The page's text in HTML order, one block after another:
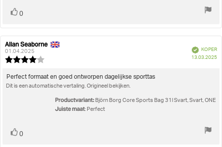
Stem
0
Auteur
van
deze
beoordeling:
Allan Seaborne
01.04.2025
uit
Geverifieerd
KOPER
13.03.2025
Beoordelingstekst:
Perfect formaat en goed ontworpen dagelijkse sporttas
Dit is een automatische vertaling. Origineel bekijken.
Productvariant: Björn Borg Core Sports Bag 31l Svart, Svart, ONE
Juiste maat: Perfect
Stem
0